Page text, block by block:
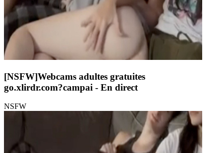
[NSFW]Webcams adultes gratuites
go.xlirdr.com?campai - En direct
NSFW